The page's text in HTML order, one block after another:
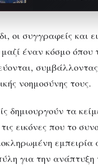
οι συγγραφείς και
έναν κόσμο
νοημοσύνης τους.
δημιουργούν τα
εικόνες που το
εμπειρία
για την